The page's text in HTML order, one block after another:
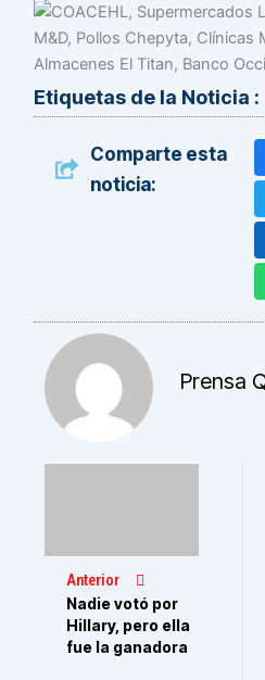
Etiquetas de la Noticia :
Comparte esta
noticia:
Prensa
Anterior
Nadie votó por
Hillary, pero ella
fue la ganadora